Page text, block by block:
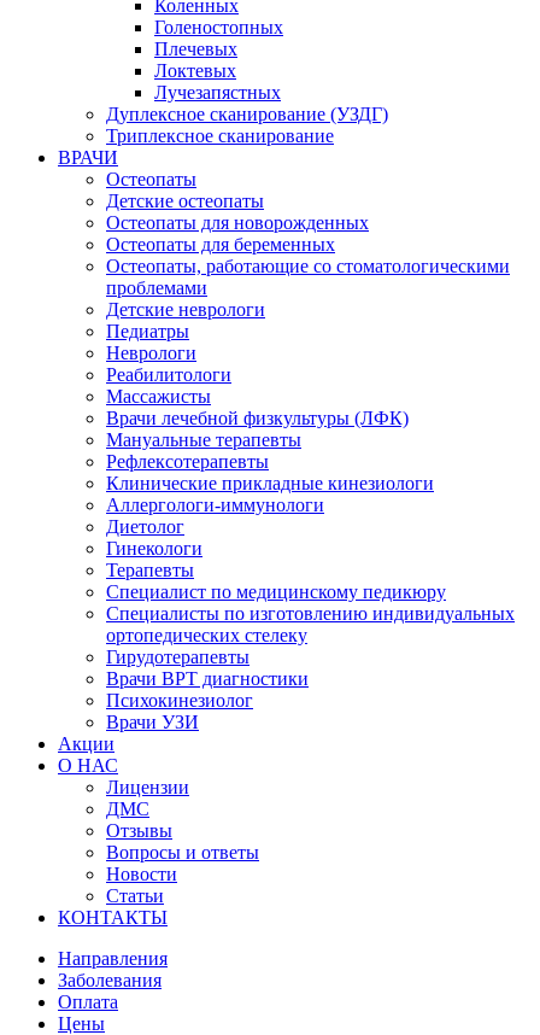
Коленных
Голеностопных
Плечевых
Локтевых
Лучезапястных
Дуплексное сканирование (УЗДГ)
Триплексное сканирование
ВРАЧИ
Остеопаты
Детские остеопаты
Остеопаты для новорожденных
Остеопаты для беременных
Остеопаты, работающие со стоматологическими
проблемами
Детские неврологи
Педиатры
Неврологи
Реабилитологи
Массажисты
Врачи лечебной физкультуры (ЛФК)
Мануальные терапевты
Рефлексотерапевты
Клинические прикладные кинезиологи
Аллергологи-иммунологи
Диетолог
Гинекологи
Терапевты
Специалист по медицинскому педикюру
Специалисты по изготовлению индивидуальных
ортопедических стелеку
Гирудотерапевты
Врачи ВРТ диагностики
Психокинезиолог
Врачи УЗИ
Акции
О НАС
Лицензии
ДМС
Отзывы
Вопросы и ответы
Новости
Статьи
КОНТАКТЫ
Направления
Заболевания
Оплата
Цены